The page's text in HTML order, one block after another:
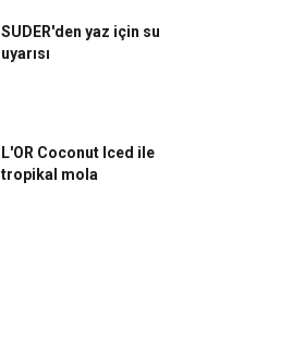
SUDER'den yaz için su
uyarısı
L'OR Coconut Iced ile
tropikal mola